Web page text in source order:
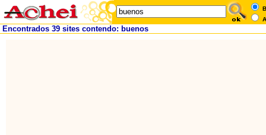
Encontrados 39 sites contendo: buenos